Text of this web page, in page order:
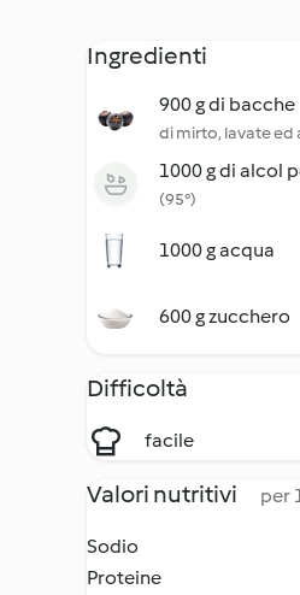
Ingredienti
900 g di bacche
di mirto, lavate ed
1000 g di alcol
(95°)
1000 g acqua
600 g zucchero
Difficoltà
facile
Valori nutritivi per
Sodio
Proteine